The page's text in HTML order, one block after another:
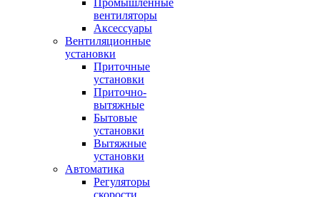
Промышленные
вентиляторы
Аксессуары
Вентиляционные
установки
Приточные
установки
Приточно-
вытяжные
Бытовые
установки
Вытяжные
установки
Автоматика
Регуляторы
скорости